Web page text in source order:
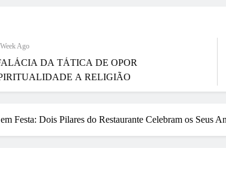
DE OPOR
A RELIGIÃO
Festa: Dois Pilares do Restaurante Celebram os Seus